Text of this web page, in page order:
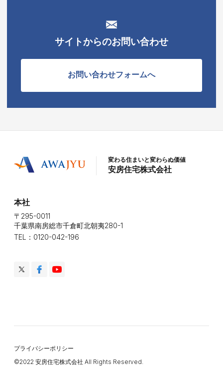
サイトからのお問い合わせ
お問い合わせフォームへ
変わる住まいと変わらぬ価値
安房住宅株式会社
本社
〒295-0011
千葉県南房総市千倉町北朝夷280-1
TEL：0120-042-196
プライバシーポリシー
©️2022 安房住宅株式会社 All Rights Reserved.